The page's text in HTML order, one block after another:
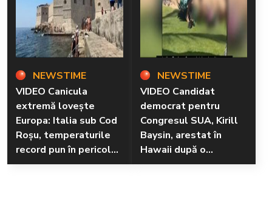
NEWSTIME
VIDEO Canicula
extremă lovește
Europa: Italia sub Cod
Roșu, temperaturile
record pun în pericol
sănătatea și mediul
NEWSTIME
VIDEO Candidat
democrat pentru
Congresul SUA, Kirill
Baysin, arestat în
Hawaii după o
altercație violentă pe